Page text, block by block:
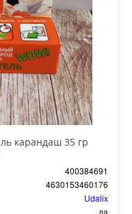
карандаш 35 гр
400384691
4630153460176
Udalix
да